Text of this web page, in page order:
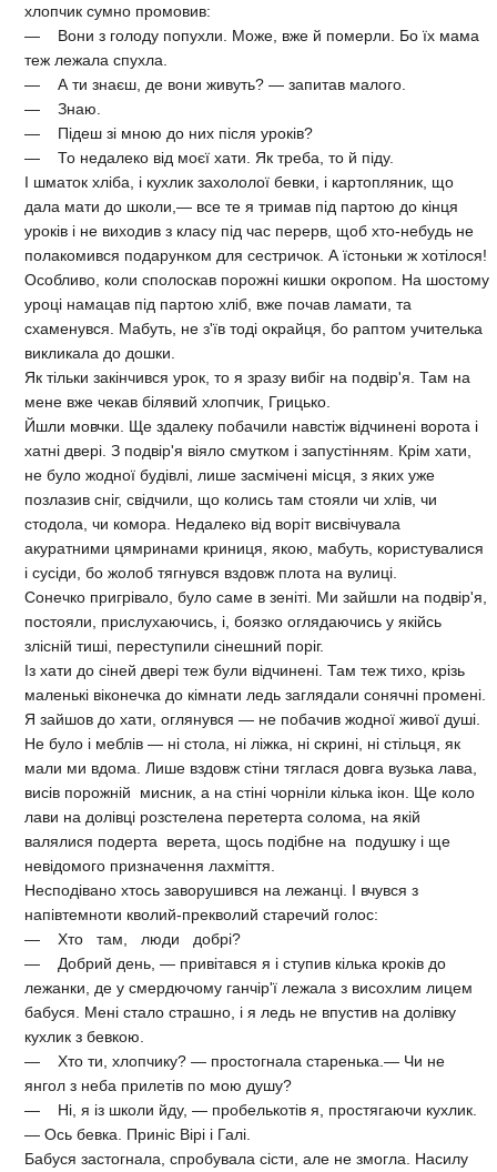
хлопчик сумно промовив:
— Вони з голоду попухли. Може, вже й померли. Бо їх мама
теж лежала спухла.
— А ти знаєш, де вони живуть? — запитав малого.
— Знаю.
— Підеш зі мною до них після уроків?
— То недалеко від моєї хати. Як треба, то й піду.
І шматок хліба, і кухлик захололої бевки, і картопляник, що
дала мати до школи,— все те я тримав під партою до кінця
уроків і не виходив з класу під час перерв, щоб хто-небудь не
полакомився подарунком для сестричок. А їстоньки ж хотілося!
Особливо, коли сполоскав порожні кишки окропом. На шостому
уроці намацав під партою хліб, вже почав ламати, та
схаменувся. Мабуть, не з'їв тоді окрайця, бо раптом учителька
викликала до дошки.
Як тільки закінчився урок, то я зразу вибіг на подвір'я. Там на
мене вже чекав білявий хлопчик, Грицько.
Йшли мовчки. Ще здалеку побачили навстіж відчинені ворота і
хатні двері. З подвір'я віяло смутком і запустінням. Крім хати,
не було жодної будівлі, лише засмічені місця, з яких уже
позлазив сніг, свідчили, що колись там стояли чи хлів, чи
стодола, чи комора. Недалеко від воріт висвічувала
акуратними цямринами криниця, якою, мабуть, користувалися
і сусіди, бо жолоб тягнувся вздовж плота на вулиці.
Сонечко пригрівало, було саме в зеніті. Ми зайшли на подвір'я,
постояли, прислухаючись, і, боязко оглядаючись у якійсь
злісній тиші, переступили сінешний поріг.
Із хати до сіней двері теж були відчинені. Там теж тихо, крізь
маленькі віконечка до кімнати ледь заглядали сонячні промені.
Я зайшов до хати, оглянувся — не побачив жодної живої душі.
Не було і меблів — ні стола, ні ліжка, ні скрині, ні стільця, як
мали ми вдома. Лише вздовж стіни тяглася довга вузька лава,
висів порожній мисник, а на стіні чорніли кілька ікон. Ще коло
лави на долівці розстелена перетерта солома, на якій
валялися подерта верета, щось подібне на подушку і ще
невідомого призначення лахміття.
Несподівано хтось заворушився на лежанці. І вчувся з
напівтемноти кволий-прекволий старечий голос:
— Хто там, люди добрі?
— Добрий день, — привітався я і ступив кілька кроків до
лежанки, де у смердючому ганчір'ї лежала з висохлим лицем
бабуся. Мені стало страшно, і я ледь не впустив на долівку
кухлик з бевкою.
— Хто ти, хлопчику? — простогнала старенька.— Чи не
янгол з неба прилетів по мою душу?
— Ні, я із школи йду, — пробелькотів я, простягаючи кухлик.
— Ось бевка. Приніс Вірі і Галі.
Бабуся застогнала, спробувала сісти, але не змогла. Насилу